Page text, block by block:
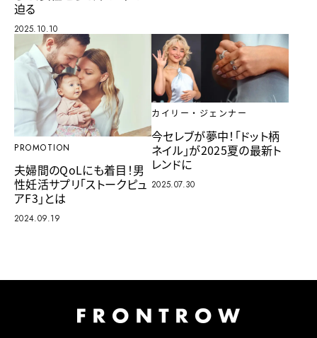
迫る
2025.10.10
PROMOTION
夫婦間のQoLにも着目！男
性妊活サプリ「ストークピュ
アF3」とは
2024.09.19
カイリー・ジェンナー
今セレブが夢中！「ドット柄
ネイル」が2025夏の最新ト
レンドに
2025.07.30